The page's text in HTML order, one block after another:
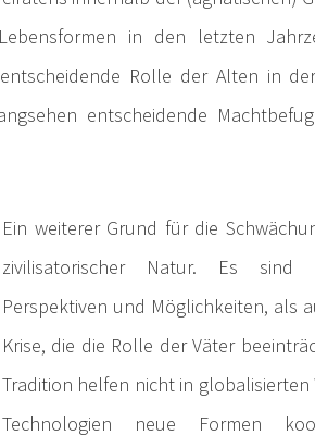
in den letzten
Rolle der Alten in
entscheidende
Ein weiterer Grund für die
zivilisatorischer Natur. Es
Perspektiven und Möglichkeiten, als
Krise, die die Rolle der Väter
Tradition helfen nicht in globalisierten
Technologien neue Formen